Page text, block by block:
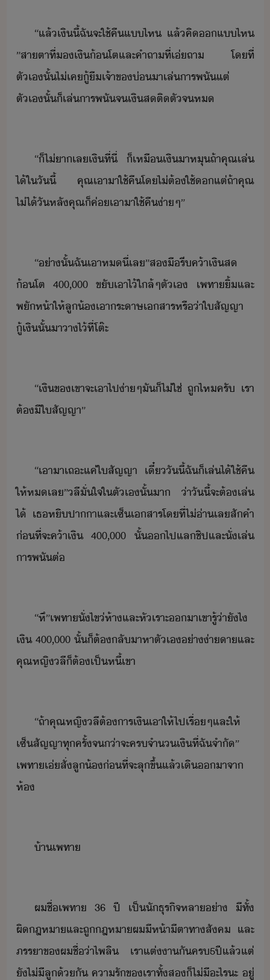
“​แล้​เิ​ี้​ฉั​จะ​ใช้คื​แ​ไห​ ​แล้​คิ​แ​ไห​
”​สาตา​ที่​​เิ้​โต​และ​คำถา​ที่​เ่​ถา​ ​โที่​
ตัเ​ั้​ไ่เค​ู้ื​เจ้าข​่​า​เล่​ารพั​แต่​
ตัเ​ั้​็​เล่​ารพั​จ​เิส​ติตั​จ​ห​
“​็​ไ่า​เล​เิ​ที่ี่​ ​็​เหื​เิ​า​หุ​ถ้า​คุณ​เล่​
ไ้​ใ​ัี้​ ​คุณ​เา​า​ใช้คื​โ​ไ่ต้​ใช้​​แต่​ถ้า​คุณ​
ไ่ไ้​ัหลั​คุณ​็​ค่​เา​า​ใช้คื​่าๆ​”
“​่าั้​ฉั​เา​ห​ี่​เล​”​ส​ื​รี​ค้า​เิส​
้​โต​ ​400,000​ ​ขั​เาไ้​ใล้​ๆ​ตัเ​ ​เพทา​ิ้​และ​
พัห้า​ให้​ลู้​เา​ระาษ​เสาร​หรื่า​ใ​สัญญา​
ู้เิ​ั้​า​า​ไ้​ที่​โต๊ะ
“​เิ​ข​เขา​จะ​เา​ไป​่าๆ​ั​็​ไ่ใช่​ ​ถู​ไห​ครั​ ​เรา​
ต้​ี​ใ​สัญญา​”
“​เา​า​เถะ​แค่​ใ​สัญญา​ ​เี๋​ัี้​ฉั​็​เล่​ไ้​ใช้คื​
ให้​ห​เล​”​ลี​ั่ใจ​ใ​ตัเ​ั้​า​ ​่าั​ี​้​จะ​ต้​เล่​
ไ้​ ​เธ​หิ​ปาา​และ​เซ็​เสาร​โที่​ไ่​่า​เล​สั​คำ​
่ที่จะ​ค้า​เิ​ ​400,000​ ​ั้​​ไป​แล​ชิป​และ​ั่เล่​
ารพั​ต่
“​หึ​”​เพทา​ั่ไข่ห้า​และ​หัเราะ​า​เขา​รู้​่าั​ไ​
เิ​ ​400,000​ ​ั้​็​ต้​ลัา​หา​ตัเ​่า่าา​และ​
คุณหญิ​ลี​็​ต้​เป็หี้​เขา​
“​ถ้า​คุณหญิ​ลี​ต้าร​เิ​เา​ให้​ไป​เรื่ๆ​และ​ให้​
เซ็สัญญา​ทุครั้​จ่า​จะ​คร​จำ​เิ​ที่​ฉั​จำั​”​
เพทา​เ่​สั่​ลู้​่ที่จะ​ลุขึ้​แล้​เิ​า​จา​
ห้​
้า​เพทา
ผ​ชื่​เพทา​ ​36​ ​ปี​ ​เป็​ัธุริจ​หลา่า​ ​ีทั​้​
ผิฎหา​และ​ถูฎหา​ผ​ีห้าีตา​ทาสัค​ ​และ​
ภรรา​ข​ผ​ชื่่า​ไพลิ​ ​เรา​แต่า​ั​คร​5​ปี​แล้แต่​
ั​ไ่ี​ลู​้ั​ ​คารั​ข​เรา​ทั้ส​็​ไ่ี​ะไร​ะ​ ​ู่​